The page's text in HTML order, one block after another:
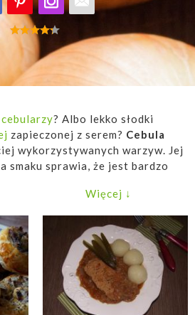
cebularzy? Albo lekko słodki
zapieczonej z serem? Cebula
wykorzystywanych warzyw. Jej
smaku sprawia, że jest bardzo
Działa prawie jak sól
jak
kotlety mielone czy
wraz ze skórą wrzucana jest
niepowtarzalny smak.
meczu, warto jest
— cebulę zanurzoną w cieście i
tłuszczu w kształcie krążków.
Więcej ↓